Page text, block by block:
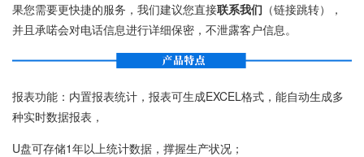
果您需要更快捷的服务，我们建议您直接联系我们 （链接跳转），
并且承喏会对电话信息进行详细保密，不泄露客户信息。
报表功能：内置报表统计，报表可生成EXCEL格式，能自动生成多
种实时数据报表，
U盘可存储1年以上统计数据，撑握生产状况；